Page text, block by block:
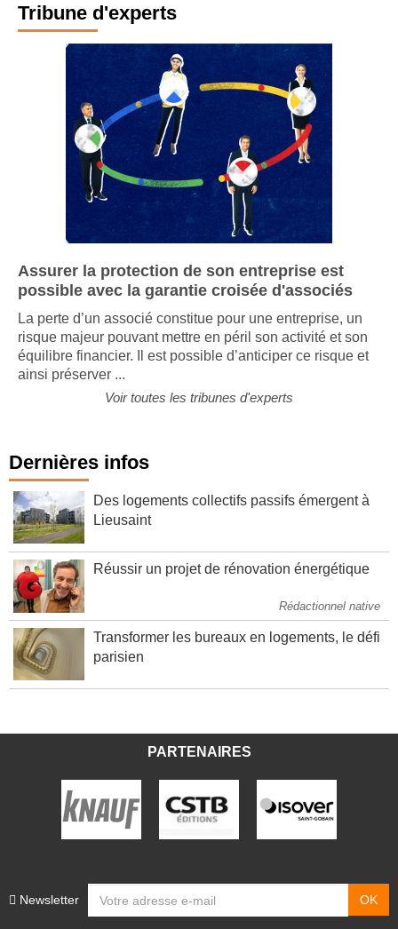
Tribune d'experts
Assurer la protection de son entreprise est
possible avec la garantie croisée d'associés
La perte d’un associé constitue pour une entreprise, un
risque majeur pouvant mettre en péril son activité et son
équilibre financier. Il est possible d’anticiper ce risque et
ainsi préserver ...
Voir toutes les tribunes d'experts
Dernières infos
Des logements collectifs passifs émergent à
Lieusaint
Réussir un projet de rénovation énergétique
Rédactionnel native
Transformer les bureaux en logements, le défi
parisien
PARTENAIRES
Newsletter